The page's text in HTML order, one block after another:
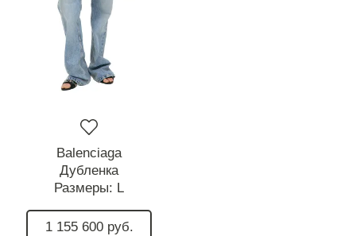
Balenciaga
Дубленка
Размеры: L
1 155 600 руб.